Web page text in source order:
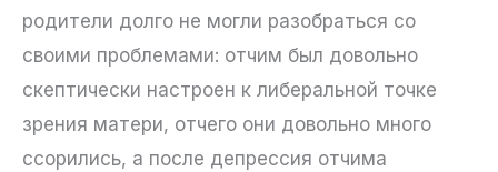
родители долго не могли разобраться со
своими проблемами: отчим был довольно
скептически настроен к либеральной точке
зрения матери, отчего они довольно много
ссорились, а после депрессия отчима